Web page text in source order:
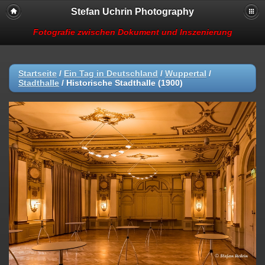
Stefan Uchrin Photography
Fotografie zwischen Dokument und Inszenierung
Startseite / Ein Tag in Deutschland / Wuppertal /
Stadthalle / Historische Stadthalle (1900)